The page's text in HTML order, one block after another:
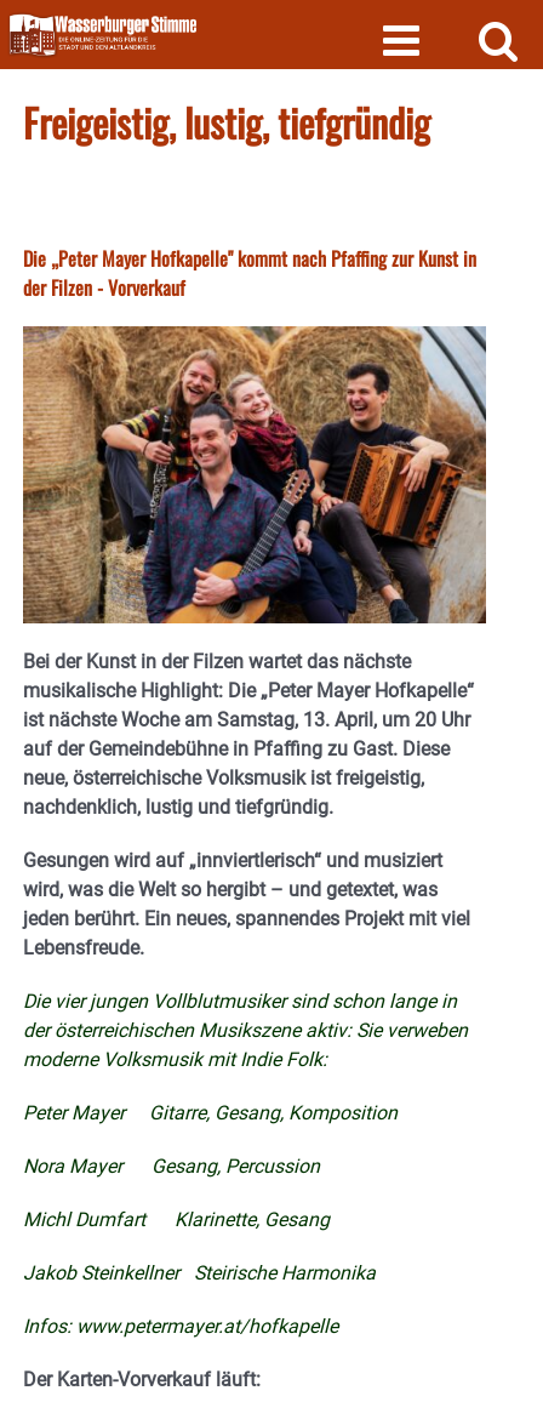
Skip
to
content
Freigeistig, lustig, tiefgründig
Die „Peter Mayer Hofkapelle" kommt nach Pfaffing zur Kunst in
der Filzen - Vorverkauf
Bei der Kunst in der Filzen wartet das nächste
musikalische Highlight: Die „Peter Mayer Hofkapelle“
ist nächste Woche am Samstag, 13. April, um 20 Uhr
auf der Gemeindebühne in Pfaffing zu Gast. Diese
neue, österreichische Volksmusik ist freigeistig,
nachdenklich, lustig und tiefgründig.
Gesungen wird auf „innviertlerisch“ und musiziert
wird, was die Welt so hergibt – und getextet, was
jeden berührt. Ein neues, spannendes Projekt mit viel
Lebensfreude.
Die vier jungen Vollblutmusiker sind schon lange in
der österreichischen Musikszene aktiv: Sie verweben
moderne Volksmusik mit Indie Folk:
Peter Mayer Gitarre, Gesang, Komposition
Nora Mayer Gesang, Percussion
Michl Dumfart Klarinette, Gesang
Jakob Steinkellner Steirische Harmonika
Infos: www.petermayer.at/hofkapelle
Der Karten-Vorverkauf läuft: